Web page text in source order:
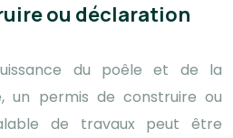
ou déclaration
du poêle et de la
un permis de construire ou
de travaux peut être